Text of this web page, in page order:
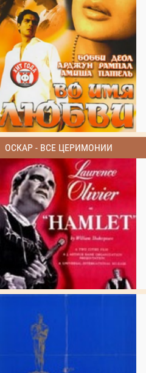
ОСКАР - ВСЕ ЦЕРИМОНИИ